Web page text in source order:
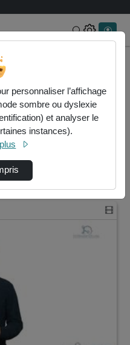
Rechercher
:
sante
personnaliser l’affichage
sombre ou dyslexie
et analyser le
instances).